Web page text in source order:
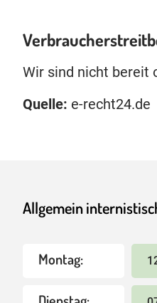
Wir sind nicht bereit
Quelle: e-recht24.de
Allgemein
Montag: